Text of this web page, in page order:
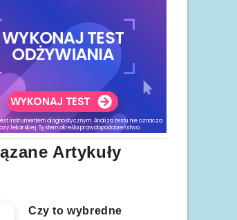
Artykuły
Czy to wybredne